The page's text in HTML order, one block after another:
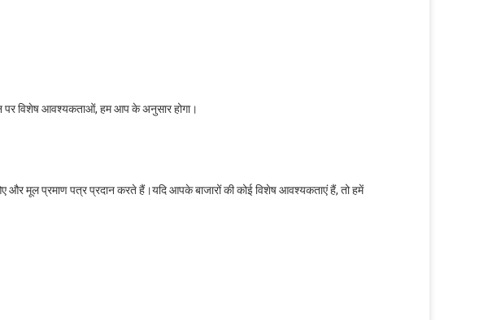
विशेष आवश्यकताओं, हम आप के अनुसार होगा।
और मूल प्रमाण पत्र प्रदान करते हैं।यदि आपके बाजारों की कोई विशेष आवश्यकताएं हैं, तो हमें